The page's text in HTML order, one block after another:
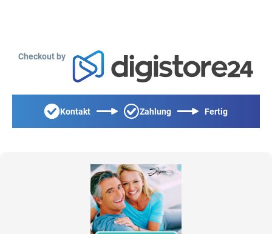
Checkout by
Kontakt Zahlung Fertig